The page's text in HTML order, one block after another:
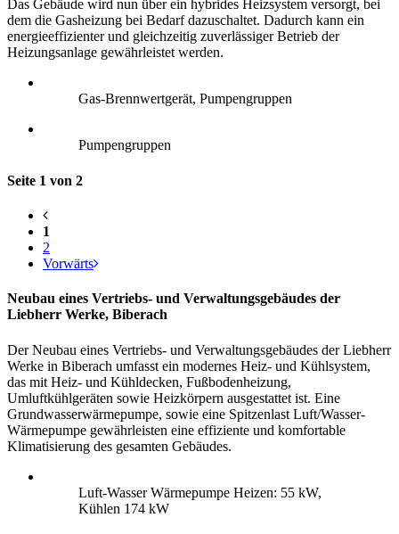
Das Gebäude wird nun über ein hybrides Heizsystem versorgt, bei
dem die Gasheizung bei Bedarf dazuschaltet. Dadurch kann ein
energieeffizienter und gleichzeitig zuverlässiger Betrieb der
Heizungsanlage gewährleistet werden.
Gas-Brennwertgerät, Pumpengruppen
Pumpengruppen
Seite 1 von 2
1
2
Vorwärts
Neubau eines Vertriebs- und Verwaltungsgebäudes der
Liebherr Werke, Biberach
Der Neubau eines Vertriebs- und Verwaltungsgebäudes der Liebherr
Werke in Biberach umfasst ein modernes Heiz- und Kühlsystem,
das mit Heiz- und Kühldecken, Fußbodenheizung,
Umluftkühlgeräten sowie Heizkörpern ausgestattet ist. Eine
Grundwasserwärmepumpe, sowie eine Spitzenlast Luft/Wasser-
Wärmepumpe gewährleisten eine effiziente und komfortable
Klimatisierung des gesamten Gebäudes.
Luft-Wasser Wärmepumpe Heizen: 55 kW,
Kühlen 174 kW